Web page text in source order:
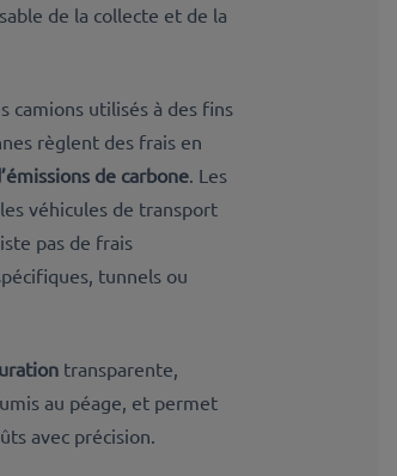
de la collecte et de la
camions utilisés à des fins
règlent des frais en
de carbone. Les
véhicules de transport
pas de frais
tunnels ou
transparente,
au péage, et permet
avec précision.